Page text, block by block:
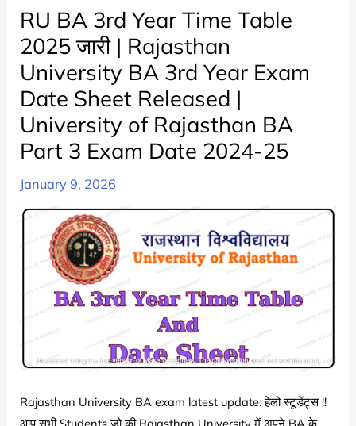
1st
Year
Time
Table
2025
चेक
करे
|
RU
Year
Exam
Date
Sheet
Released
University
of
Rajasthan
RU BA 3rd Year Time Table
2025 जारी | Rajasthan
University BA 3rd Year Exam
Date Sheet Released |
University of Rajasthan BA
Part 3 Exam Date 2024-25
January 9, 2026
Rajasthan University BA exam latest update: हेलो स्टूडेंट्स !!
आप सभी Students जो की Rajasthan University में अपने BA के